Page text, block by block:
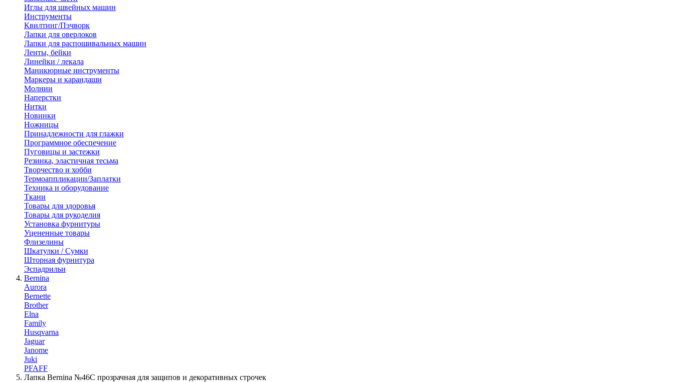
Иглы для швейных машин
Инструменты
Квилтинг/Пэчворк
Лапки для оверлоков
Лапки для распошивальных машин
Ленты, бейки
Линейки / лекала
Маникюрные инструменты
Маркеры и карандаши
Молнии
Наперстки
Нитки
Новинки
Ножницы
Принадлежности для глажки
Программное обеспечение
Пуговицы и застежки
Резинка, эластичная тесьма
Творчество и хобби
Термоаппликации/Заплатки
Техника и оборудование
Ткани
Товары для здоровья
Товары для рукоделия
Установка фурнитуры
Уцененные товары
Флизелины
Шкатулки / Сумки
Шторная фурнитура
Эспадрильи
Bernina
Aurora
Bernette
Brother
Elna
Family
Husqvarna
Jaguar
Janome
Juki
PFAFF
Лапка Bernina №46C прозрачная для защипов и декоративных строчек